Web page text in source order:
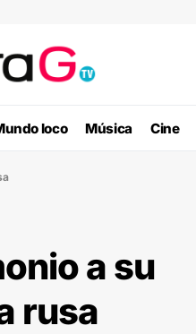
loco Música Cine
a su
rusa